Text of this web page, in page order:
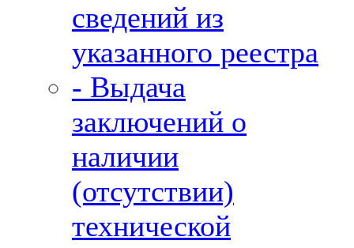
сведений из
указанного реестра
- Выдача
заключений о
наличии
(отсутствии)
технической